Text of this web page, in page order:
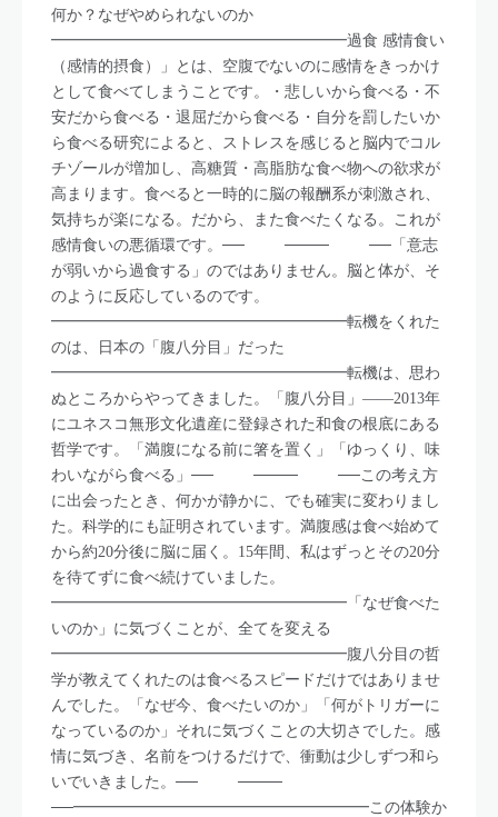
何か？なぜやめられないのか
━━━━━━━━━━━━━━━━━━━過食 感情食い
（感情的摂食）」とは、空腹でないのに感情をきっかけ
として食べてしまうことです。・悲しいから食べる・不
安だから食べる・退屈だから食べる・自分を罰したいか
ら食べる研究によると、ストレスを感じると脳内でコル
チゾールが増加し、高糖質・高脂肪な食べ物への欲求が
高まります。食べると一時的に脳の報酬系が刺激され、
気持ちが楽になる。だから、また食べたくなる。これが
感情食いの悪循環です。── ──── ──「意志
が弱いから過食する」のではありません。脳と体が、そ
のように反応しているのです。
━━━━━━━━━━━━━━━━━━━転機をくれた
のは、日本の「腹八分目」だった
━━━━━━━━━━━━━━━━━━━転機は、思わ
ぬところからやってきました。「腹八分目」——2013年
にユネスコ無形文化遺産に登録された和食の根底にある
哲学です。「満腹になる前に箸を置く」「ゆっくり、味
わいながら食べる」── ──── ──この考え方
に出会ったとき、何かが静かに、でも確実に変わりまし
た。科学的にも証明されています。満腹感は食べ始めて
から約20分後に脳に届く。15年間、私はずっとその20分
を待てずに食べ続けていました。
━━━━━━━━━━━━━━━━━━━「なぜ食べた
いのか」に気づくことが、全てを変える
━━━━━━━━━━━━━━━━━━━腹八分目の哲
学が教えてくれたのは食べるスピードだけではありませ
んでした。「なぜ今、食べたいのか」「何がトリガーに
なっているのか」それに気づくことの大切さでした。感
情に気づき、名前をつけるだけで、衝動は少しずつ和ら
いでいきました。── ────
──━━━━━━━━━━━━━━━━━━━この体験か